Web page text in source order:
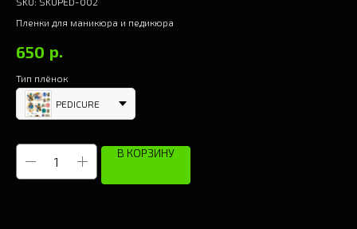
Пленки для маникюра и педикюра
650 р.
Тип плёнок
PEDICURE
В КОРЗИНУ